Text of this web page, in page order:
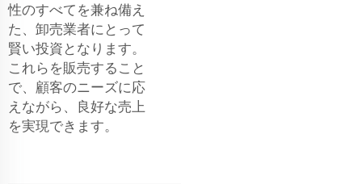
性のすべてを兼ね備え
た、卸売業者にとって
賢い投資となります。
これらを販売すること
で、顧客のニーズに応
えながら、良好な売上
を実現できます。